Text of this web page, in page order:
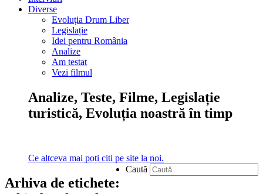
Diverse
Evoluția Drum Liber
Legislație
Idei pentru România
Analize
Am testat
Vezi filmul
Analize, Teste, Filme, Legislație
turistică, Evoluția noastră în timp
Ce altceva mai poți citi pe site la noi.
Caută
Arhiva de etichete: